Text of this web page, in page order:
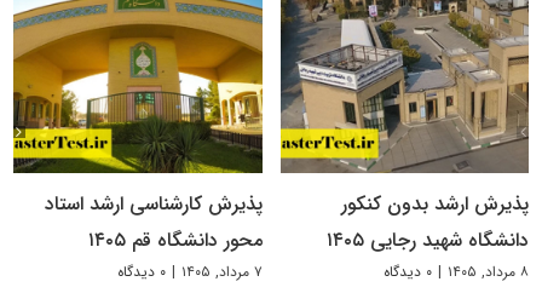
پذیرش ارشد بدون کنکور
دانشگاه شهید رجایی ۱۴۰۵
۸ مرداد, ۱۴۰۵ | ۰ دیدگاه
پذیرش کارشناسی ارشد استاد
محور دانشگاه قم ۱۴۰۵
۷ مرداد, ۱۴۰۵ | ۰ دیدگاه